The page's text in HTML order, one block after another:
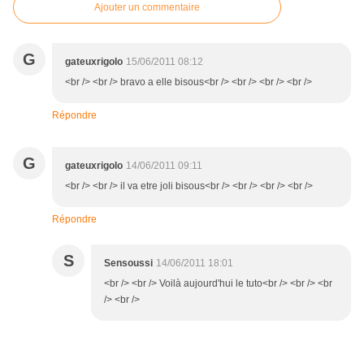
Ajouter un commentaire
G gateuxrigolo 15/06/2011 08:12
<br /> <br /> bravo a elle bisous<br /> <br /> <br /> <br />
Répondre
G gateuxrigolo 14/06/2011 09:11
<br /> <br /> il va etre joli bisous<br /> <br /> <br /> <br />
Répondre
S Sensoussi 14/06/2011 18:01
<br /> <br /> Voilà aujourd'hui le tuto<br /> <br /> <br
/> <br />